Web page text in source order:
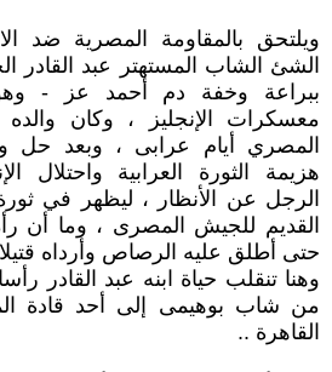
ويلتحق بالمقاومة المصرية ضد
الشئ الشاب المستهتر عبد القادر
ببراعة وخفة دم أحمد عز -
معسكرات الإنجليز ، وكان
المصري أيام عرابى ، وبعد حل
هزيمة الثورة العرابية واحتلال
القديم للجيش المصرى ، وما أن
حتى أطلق عليه الرصاص وأرداه
وهنا تنقلب حياة ابنه عبد القادر
من شاب بوهيمى إلى أحد قادة
القاهرة ..